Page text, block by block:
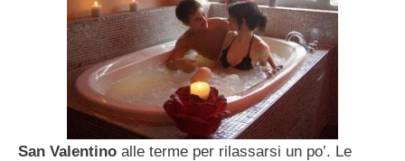
San Valentino alle terme per rilassarsi un po’. Le